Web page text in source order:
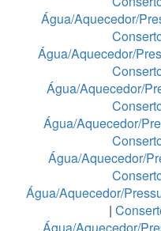
Água/Aquecedor/
Água/Aquecedor/
Água/Aquecedor/
Água/Aquecedor/
Água/Aquecedor/
Água/Aquecedor/
|